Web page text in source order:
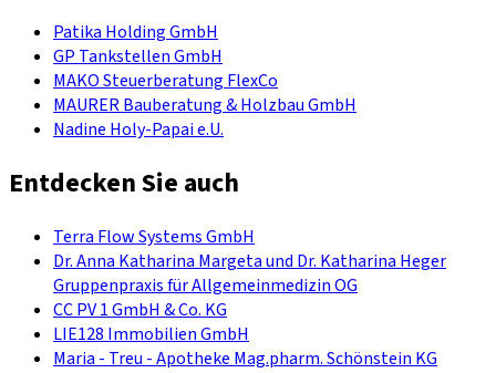
Patika Holding GmbH
GP Tankstellen GmbH
MAKO Steuerberatung FlexCo
MAURER Bauberatung & Holzbau GmbH
Nadine Holy-Papai e.U.
Entdecken Sie auch
Terra Flow Systems GmbH
Dr. Anna Katharina Margeta und Dr. Katharina Heger
Gruppenpraxis für Allgemeinmedizin OG
CC PV 1 GmbH & Co. KG
LIE128 Immobilien GmbH
Maria - Treu - Apotheke Mag.pharm. Schönstein KG